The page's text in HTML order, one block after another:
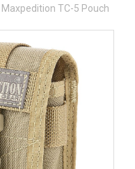
Maxpedition TC-5 Pouch